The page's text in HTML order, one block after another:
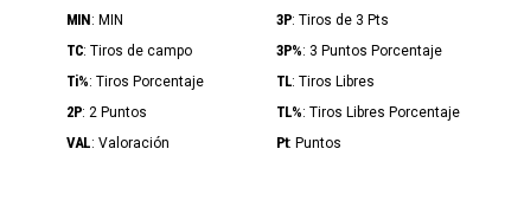
MIN: MIN 3P: Tiros de 3 Pts
TC: Tiros de campo 3P%: 3 Puntos Porcentaje
Ti%: Tiros Porcentaje TL: Tiros Libres
2P: 2 Puntos TL%: Tiros Libres Porcentaje
VAL: Valoración Pt: Puntos